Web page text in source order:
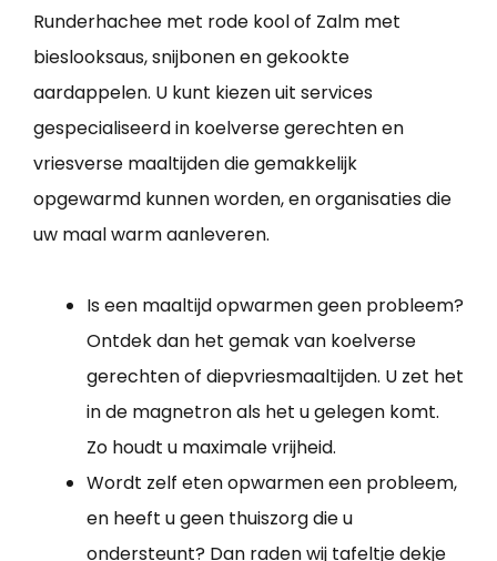
Runderhachee met rode kool of Zalm met
bieslooksaus, snijbonen en gekookte
aardappelen. U kunt kiezen uit services
gespecialiseerd in koelverse gerechten en
vriesverse maaltijden die gemakkelijk
opgewarmd kunnen worden, en organisaties die
uw maal warm aanleveren.
Is een maaltijd opwarmen geen probleem?
Ontdek dan het gemak van koelverse
gerechten of diepvriesmaaltijden. U zet het
in de magnetron als het u gelegen komt.
Zo houdt u maximale vrijheid.
Wordt zelf eten opwarmen een probleem,
en heeft u geen thuiszorg die u
ondersteunt? Dan raden wij tafeltje dekje